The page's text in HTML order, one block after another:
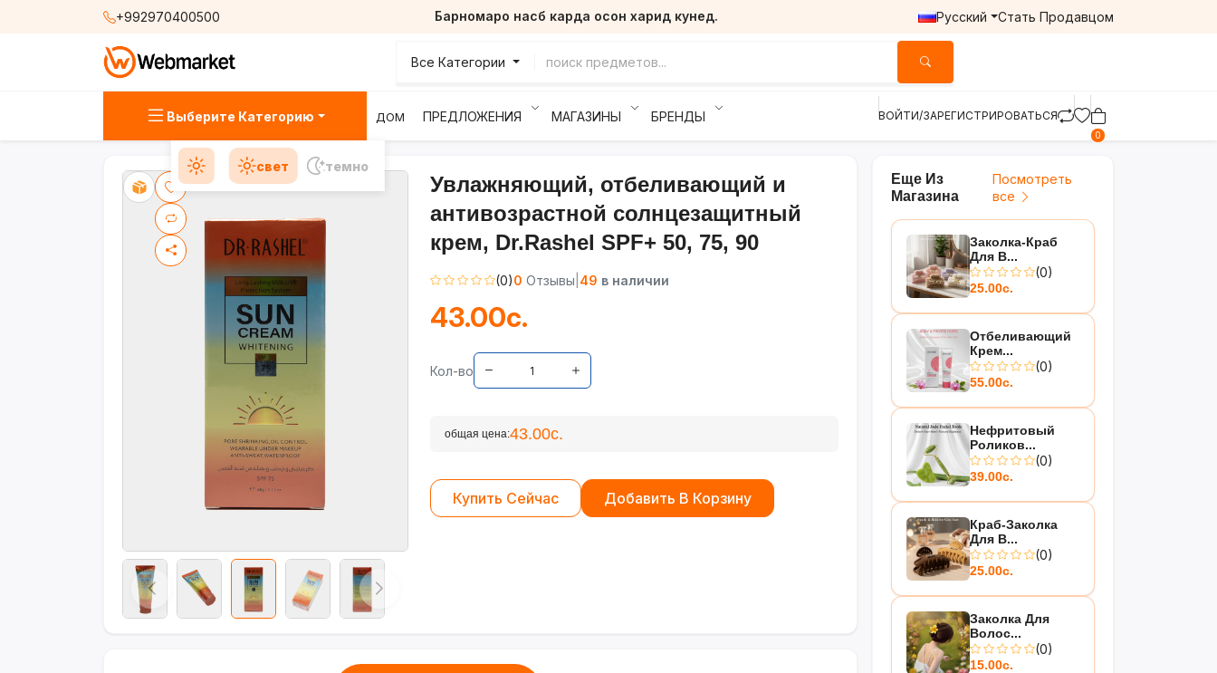
+992970400500 Барномаро насб карда осон харид кунед. Русский Стать Продавцом
Все Категории
Выберите Категорию ДОМ ПРЕДЛОЖЕНИЯ МАГАЗИНЫ БРЕНДЫ ВОЙТИ/ЗАРЕГИСТРИРОВАТЬСЯ
0
свет темно
Увлажняющий, отбеливающий и
антивозрастной солнцезащитный
крем, Dr.Rashel SPF+ 50, 75, 90
(0)0 Отзывы 49 в наличии
43.00с.
Кол-во
общая цена:43.00с.
Купить Сейчас Добавить В Корзину
Еще Из
Магазина
Посмотреть
все
Заколка-Краб
Для В...
(0)
25.00с.
Отбеливающий
Крем...
(0)
55.00с.
Нефритовый
Роликов...
(0)
39.00с.
Краб-Заколка
Для В...
(0)
25.00с.
Заколка Для
Волос...
(0)
15.00с.